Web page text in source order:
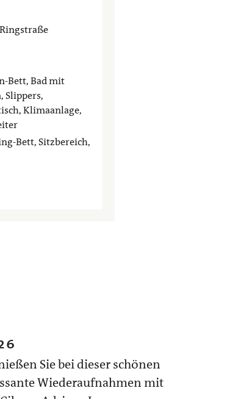
Bett, Bad mit
Slippers,
Klimaanlage,
Bett, Sitzbereich,
Sie bei dieser schönen
Wiederaufnahmen mit